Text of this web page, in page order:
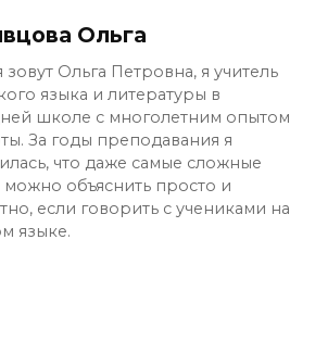
Ольга
зовут Ольга Петровна, я учитель
языка и литературы в
школе с многолетним опытом
За годы преподавания я
что даже самые сложные
можно объяснить просто и
если говорить с учениками на
языке.